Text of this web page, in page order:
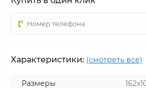
Характеристики: (смотреть все)
Размеры